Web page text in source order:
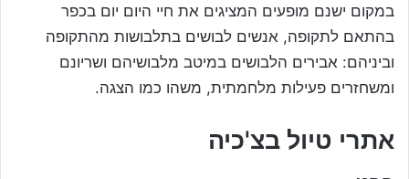
במקום ישנם מופעים המציגים את חיי היום יום בכפר
בהתאם לתקופה, אנשים לבושים בתלבושות מהתקופה
וביניהם: אבירים הלבושים במיטב מלבושיהם ושריונם
ומשחזרים פעילות מלחמתית, משהו כמו הצגה.
אתרי טיול בצ'כיה